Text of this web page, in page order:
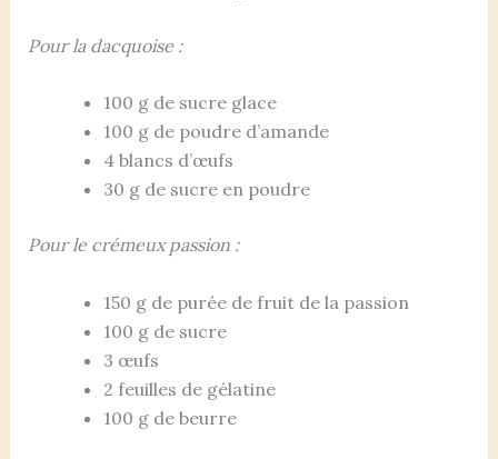
Pour la dacquoise :
100 g de sucre glace
100 g de poudre d’amande
4 blancs d’œufs
30 g de sucre en poudre
Pour le crémeux passion :
150 g de purée de fruit de la passion
100 g de sucre
3 œufs
2 feuilles de gélatine
100 g de beurre